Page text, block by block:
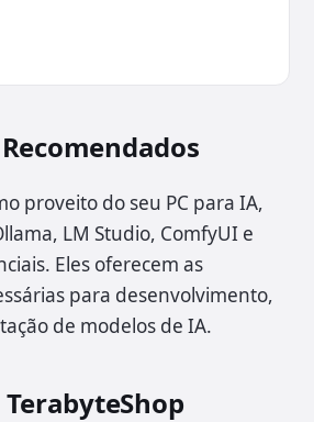
proveito do seu PC para IA,
LM Studio, ComfyUI e
Eles oferecem as
para desenvolvimento,
de modelos de IA.